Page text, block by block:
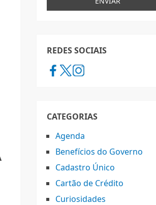
REDES SOCIAIS
CATEGORIAS
Agenda
Benefícios do Governo
Cadastro Único
Cartão de Crédito
Curiosidades